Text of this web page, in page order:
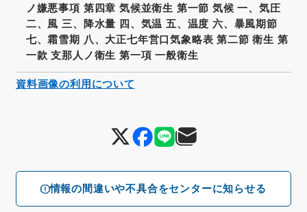
情報の間違いや不具合をセンターに知らせる
ノ嫌悪事項 第四章 気候並衛生 第一節 気候 一、気圧
二、風 三、降水量 四、気温 五、温度 六、暴風期節
七、霜雪期 八、大正七年営口気象略表 第二節 衛生 第
一款 支那人ノ衛生 第一項 一般衛生
資料画像の利用について